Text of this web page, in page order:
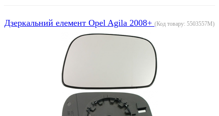
Дзеркальний елемент Opel Agila 2008+ (Код товару: 5503557M)